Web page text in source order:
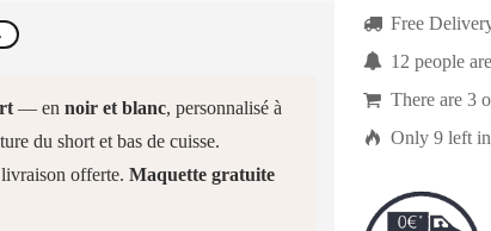
— en noir et blanc, personnalisé à
du short et bas de cuisse.
offerte. Maquette gratuite
 Free
 8 people are
 There are 3
 Only 9left in